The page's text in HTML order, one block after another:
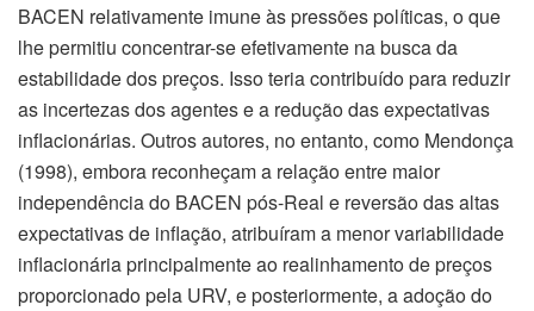
BACEN relativamente imune às pressões políticas, o que
lhe permitiu concentrar-se efetivamente na busca da
estabilidade dos preços. Isso teria contribuído para reduzir
as incertezas dos agentes e a redução das expectativas
inflacionárias. Outros autores, no entanto, como Mendonça
(1998), embora reconheçam a relação entre maior
independência do BACEN pós-Real e reversão das altas
expectativas de inflação, atribuíram a menor variabilidade
inflacionária principalmente ao realinhamento de preços
proporcionado pela URV, e posteriormente, a adoção do